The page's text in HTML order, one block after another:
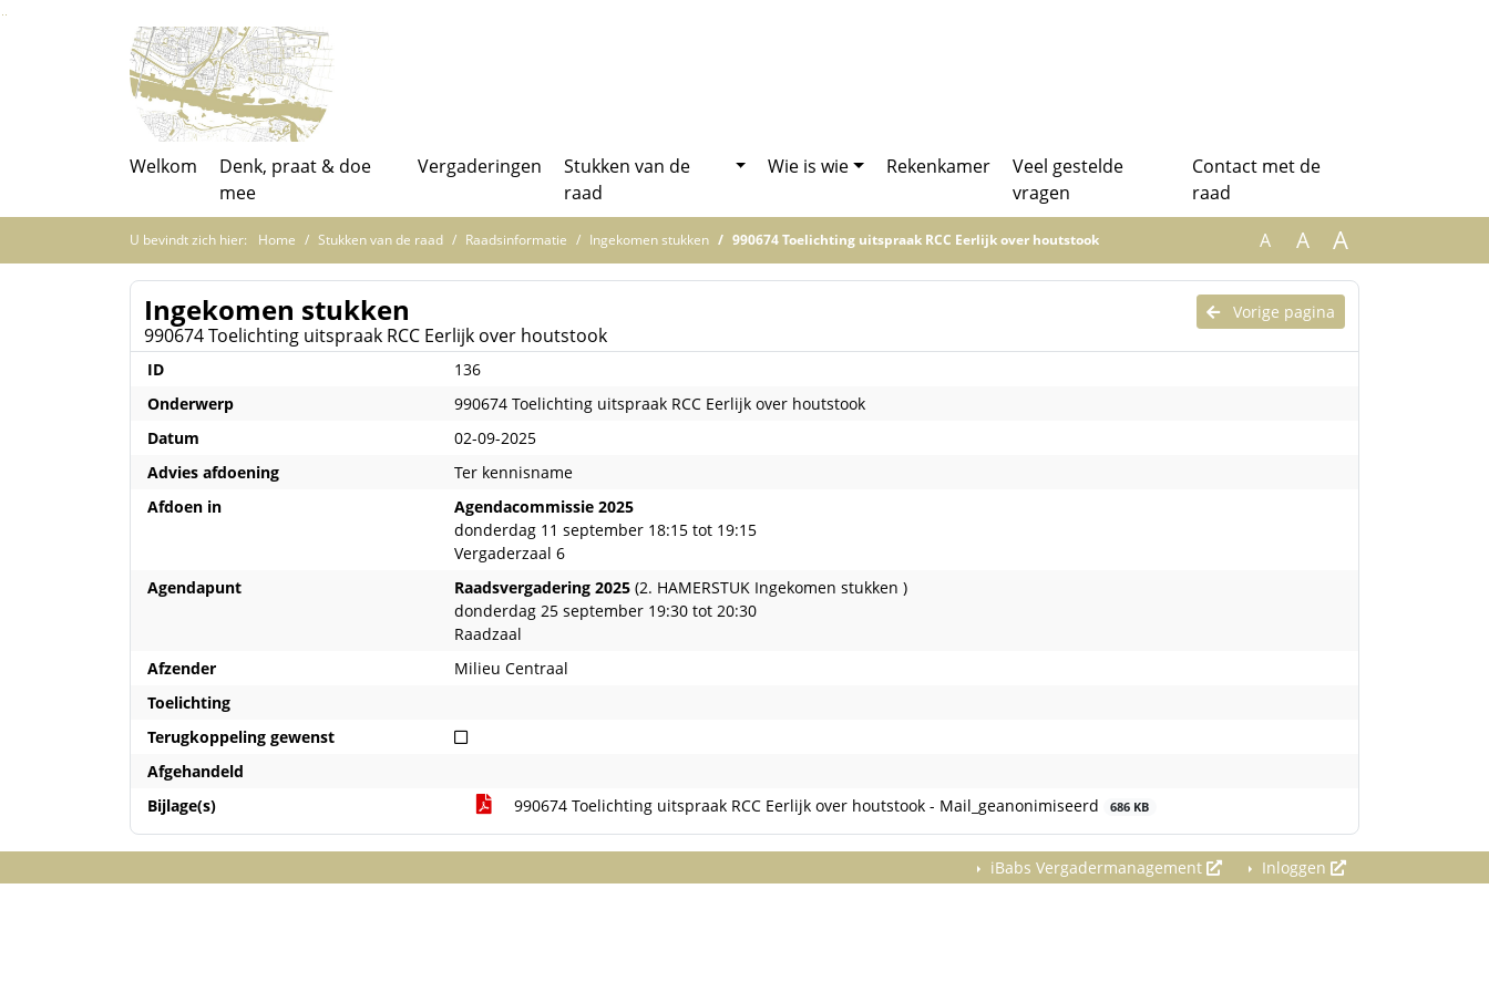
Ga naar de inhoud van deze pagina
Ga naar het zoeken
Ga naar het menu
Welkom
Denk, praat & doe
mee
Vergaderingen
Stukken van de
raad
Wie is wie Rekenkamer
Veel gestelde
vragen
Contact met de
raad
U bevindt zich hier: Home Stukken van de raad Raadsinformatie Ingekomen stukken 990674 Toelichting uitspraak RCC Eerlijk over houtstook A A A
Vorige pagina
Ingekomen stukken
990674 Toelichting uitspraak RCC Eerlijk over houtstook
ID
136
Onderwerp
990674 Toelichting uitspraak RCC Eerlijk over houtstook
Datum
02-09-2025
Advies afdoening
Ter kennisname
Afdoen in
Agendacommissie 2025
donderdag 11 september 18:15 tot 19:15
Vergaderzaal 6
Agendapunt
Raadsvergadering 2025 (2. HAMERSTUK Ingekomen stukken )
donderdag 25 september 19:30 tot 20:30
Raadzaal
Afzender
Milieu Centraal
Toelichting
Terugkoppeling gewenst
Niet terugkoppeling gewenst
Afgehandeld
Bijlage(s)
990674 Toelichting uitspraak RCC Eerlijk over houtstook - Mail_geanonimiseerd 686 KB
iBabs Vergadermanagement Inloggen